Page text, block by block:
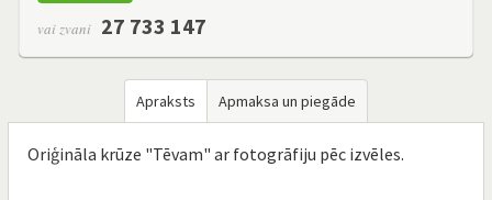
vai zvani 27 733 147
Apraksts Apmaksa un piegāde
Oriģināla krūze "Tēvam" ar fotogrāfiju pēc izvēles.